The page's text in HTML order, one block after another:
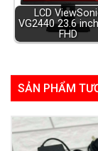
LCD
VG2440 23.6
FHD
SẢN PHẨM